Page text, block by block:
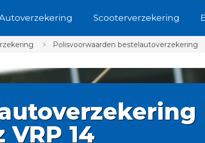
Scooterverzekering
Polisvoorwaarden bestelautoverzekering
14